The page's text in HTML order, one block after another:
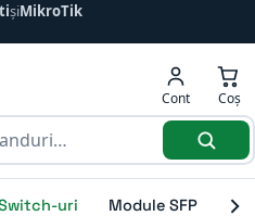
șiMikroTik
Cont Coș
uri Module SFP